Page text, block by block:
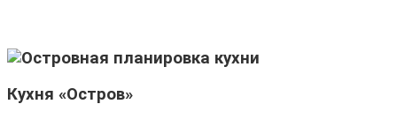
Кухня «Остров»